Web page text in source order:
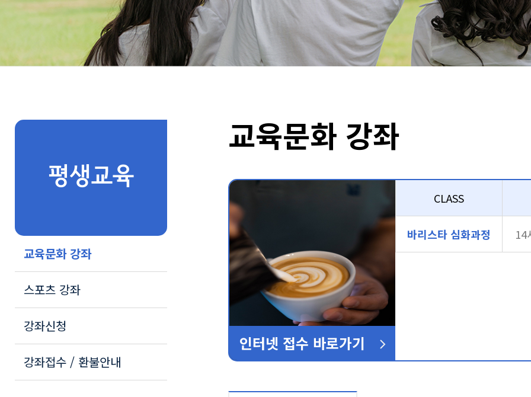
평생교육
교육문화 강좌
스포츠 강좌
강좌신청
강좌접수 / 환불안내
교육문화 강좌
인터넷 접수 바로가기
CLASS
바리스타 심화과정 14